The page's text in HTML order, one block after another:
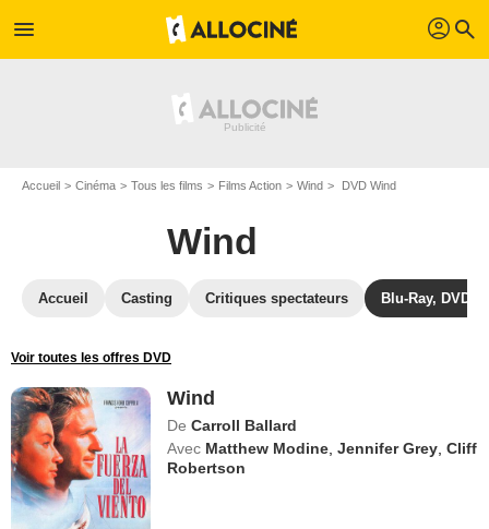
menu profil search
Accueil Cinéma Tous les films Films Action Wind DVD Wind
Wind
Accueil Casting Critiques spectateurs Blu-Ray, DVD
Voir toutes les offres DVD
Wind
De Carroll Ballard
Avec Matthew Modine ,Jennifer Grey ,Cliff
Robertson